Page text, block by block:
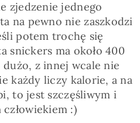
zjedzenie jednego
na pewno nie zaszkodzi
potem trochę się
snickers ma około 400
z innej wcale nie
każdy liczy kalorie, a na
to jest szczęśliwym i
:)